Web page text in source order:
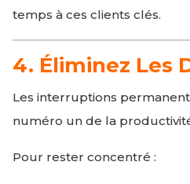
temps à ces clients clés.
4. Éliminez Les
Les interruptions
numéro un de la
Pour rester concentré :